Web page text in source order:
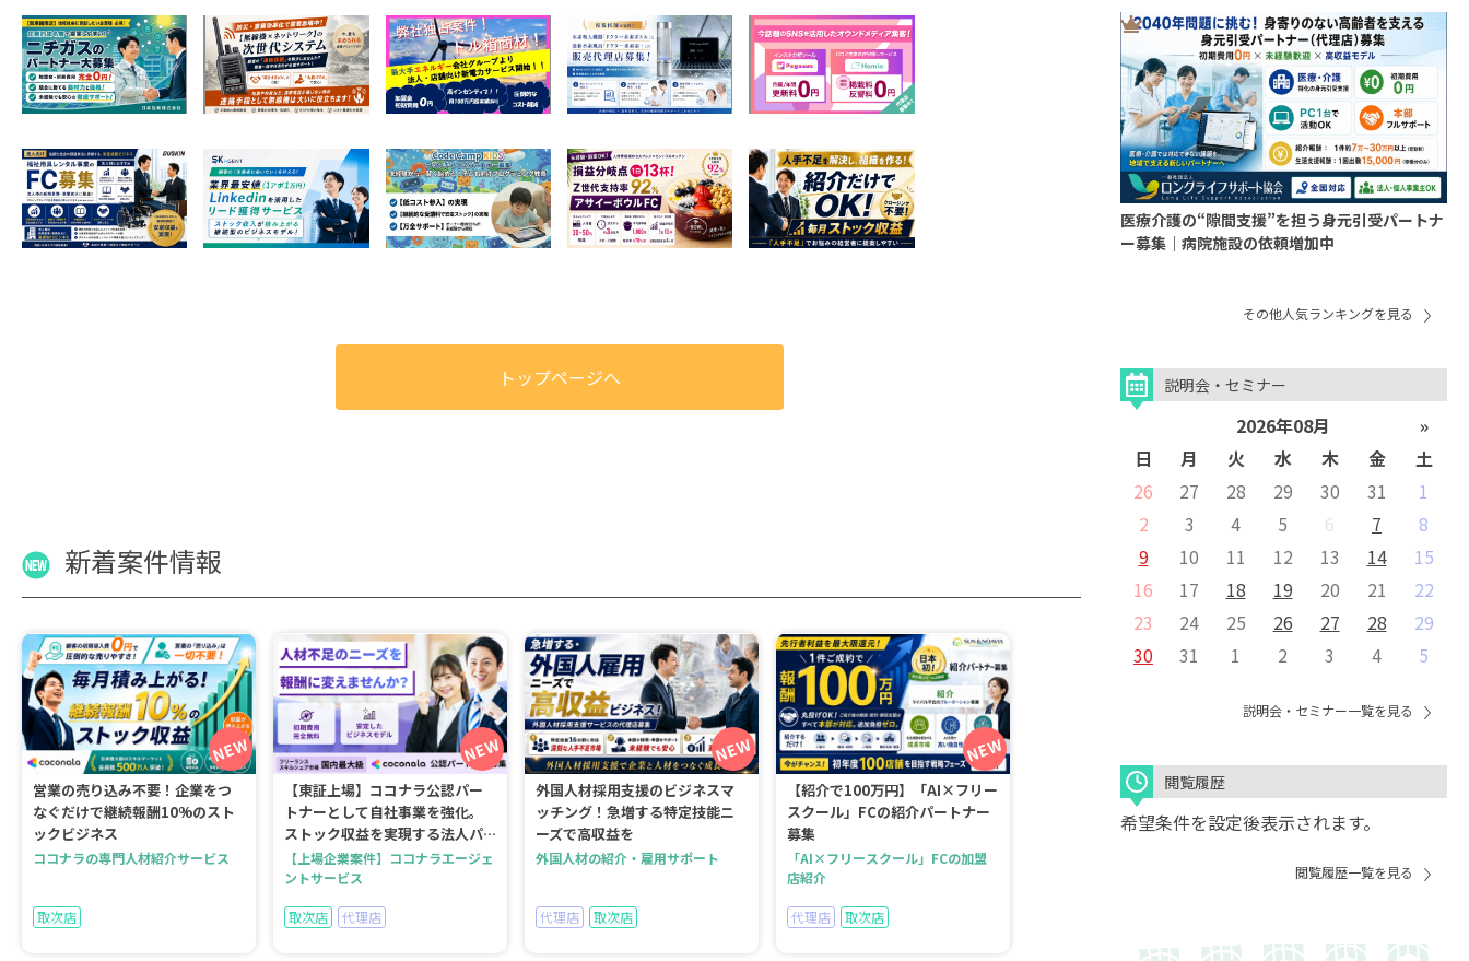
トップページへ
新着案件情報
営業の売り込み不要！企業をつ
なぐだけで継続報酬10%のスト
ックビジネス
ココナラの専門人材紹介サービス
取次店
【東証上場】ココナラ公認パー
トナーとして自社事業を強化。
ストック収益を実現する法人パ
ートナ...
【上場企業案件】ココナラエージェ
ントサービス
取次店 代理店
外国人材採用支援のビジネスマ
ッチング！急増する特定技能ニ
ーズで高収益を
外国人材の紹介・雇用サポート
代理店 取次店
【紹介で100万円】「AI×フリー
スクール」FCの紹介パートナー
募集
「AI×フリースクール」FCの加盟
店紹介
代理店 取次店
医療介護の“隙間支援”を担う身元引受パートナ
ー募集｜病院施設の依頼増加中
その他人気ランキングを見る
説明会・セミナー
2026年08月
»
日
月 火 水 木 金
土
26
27 28 29 30 31
1
2
3 4 5 6 7
8
9
10 11 12 13 14
15
16
17 18 19 20 21
22
23
24 25 26 27 28
29
30
31 1 2 3 4 5
説明会・セミナー一覧を見る
閲覧履歴
希望条件を設定後表示されます。
閲覧履歴一覧を見る